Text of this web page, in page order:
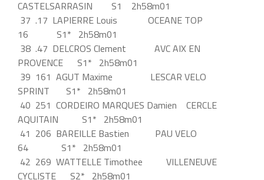
CASTELSARRASIN S1 2h58m01
37 .17 LAPIERRE Louis OCEANE TOP
16 S1* 2h58m01
38 .47 DELCROS Clement AVC AIX EN
PROVENCE S1* 2h58m01
39 161 AGUT Maxime LESCAR VELO
SPRINT S1* 2h58m01
40 251 CORDEIRO MARQUES Damien CERCLE
AQUITAIN S1* 2h58m01
41 206 BAREILLE Bastien PAU VELO
64 S1* 2h58m01
42 269 WATTELLE Timothee VILLENEUVE
CYCLISTE S2* 2h58m01